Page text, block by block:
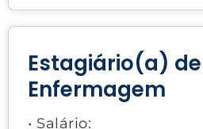
Estagiário(a)
Enfermagem
• Salário: